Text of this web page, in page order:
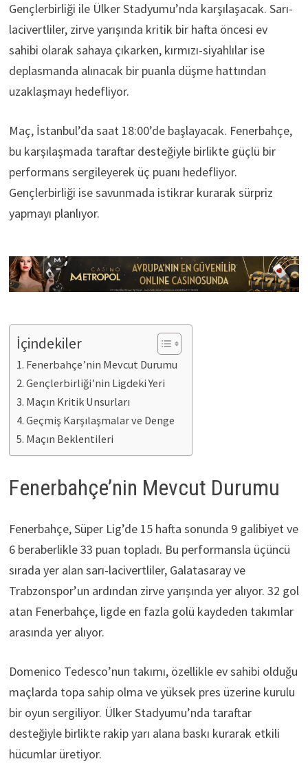
Gençlerbirliği ile Ülker Stadyumu’nda karşılaşacak. Sarı-
lacivertliler, zirve yarışında kritik bir hafta öncesi ev
sahibi olarak sahaya çıkarken, kırmızı-siyahlılar ise
deplasmanda alınacak bir puanla düşme hattından
uzaklaşmayı hedefliyor.
Maç, İstanbul’da saat 18:00’de başlayacak. Fenerbahçe,
bu karşılaşmada taraftar desteğiyle birlikte güçlü bir
performans sergileyerek üç puanı hedefliyor.
Gençlerbirliği ise savunmada istikrar kurarak sürpriz
yapmayı planlıyor.
İçindekiler
Fenerbahçe’nin Mevcut Durumu
Gençlerbirliği’nin Ligdeki Yeri
Maçın Kritik Unsurları
Geçmiş Karşılaşmalar ve Denge
Maçın Beklentileri
Fenerbahçe’nin Mevcut Durumu
Fenerbahçe, Süper Lig’de 15 hafta sonunda 9 galibiyet ve
6 beraberlikle 33 puan topladı. Bu performansla üçüncü
sırada yer alan sarı-lacivertliler, Galatasaray ve
Trabzonspor’un ardından zirve yarışında yer alıyor. 32 gol
atan Fenerbahçe, ligde en fazla golü kaydeden takımlar
arasında yer alıyor.
Domenico Tedesco’nun takımı, özellikle ev sahibi olduğu
maçlarda topa sahip olma ve yüksek pres üzerine kurulu
bir oyun sergiliyor. Ülker Stadyumu’nda taraftar
desteğiyle birlikte rakip yarı alana baskı kurarak etkili
hücumlar üretiyor.